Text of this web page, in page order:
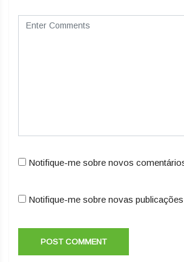
Notifique-me sobre novos
Notifique-me sobre novas